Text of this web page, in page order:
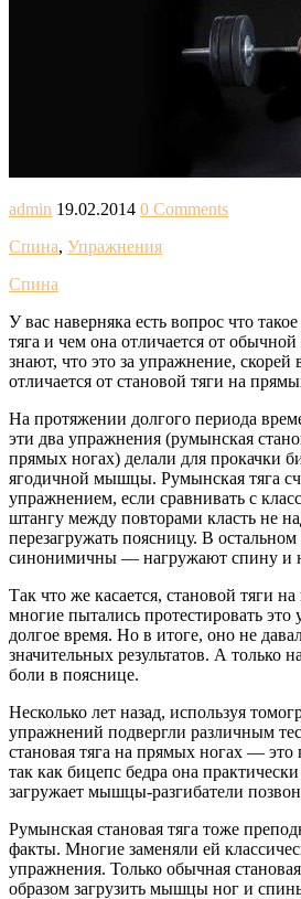
admin 19.02.2014 0 Comments
Спина, Упражнения
Спина
У вас наверняка есть вопрос что
тяга и чем она отличается от
знают, что это за упражнение, скорей
отличается от становой тяги на
На протяжении долгого периода
эти два упражнения (румынская
прямых ногах) делали для прокачки
ягодичной мышцы. Румынская тяга
упражнением, если сравнивать с
штангу между повторами класть не
перезагружать поясницу. В
синонимичны — нагружают спину и
Так что же касается, становой тяги
многие пытались протестировать
долгое время. Но в итоге, оно не
значительных результатов. А только
боли в пояснице.
Несколько лет назад, используя
упражнений подвергли различным
становая тяга на прямых ногах — это
так как бицепс бедра она
загружает мышцы-разгибатели
Румынская становая тяга тоже
факты. Многие заменяли ей
упражнения. Только обычная
образом загрузить мышцы ног и